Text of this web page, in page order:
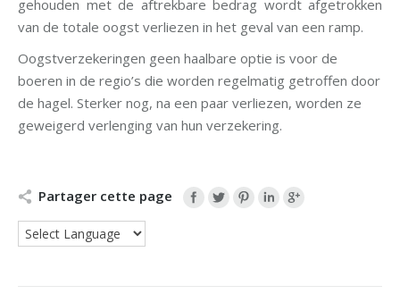
gehouden met de aftrekbare bedrag wordt afgetrokken
van de totale oogst verliezen in het geval van een ramp.
Oogstverzekeringen geen haalbare optie is voor de
boeren in de regio’s die worden regelmatig getroffen door
de hagel. Sterker nog, na een paar verliezen, worden ze
geweigerd verlenging van hun verzekering.
Partager cette page